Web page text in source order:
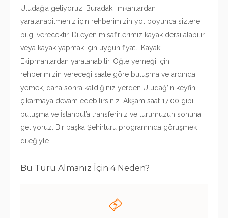
Uludağ’a geliyoruz. Buradaki imkanlardan
yaralanabilmeniz için rehberimizin yol boyunca sizlere
bilgi verecektir. Dileyen misafirlerimiz kayak dersi alabilir
veya kayak yapmak için uygun fiyatlı Kayak
Ekipmanlardan yaralanabilir. Öğle yemeği için
rehberimizin vereceği saate göre buluşma ve ardında
yemek, daha sonra kaldığınız yerden Uludağ’ın keyfini
çıkarmaya devam edebilirsiniz. Akşam saat 17:00 gibi
buluşma ve İstanbul’a transferiniz ve turumuzun sonuna
geliyoruz. Bir başka Şehirturu programında görüşmek
dileğiyle.
Bu Turu Almanız İçin 4 Neden?